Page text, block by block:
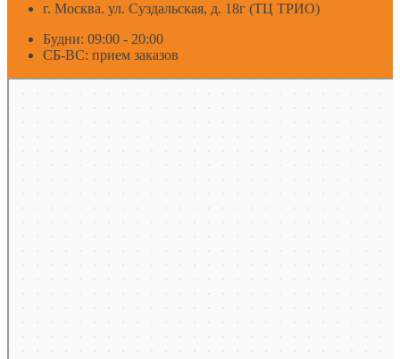
г. Москва. ул. Суздальская, д. 18г (ТЦ ТРИО)
Будни: 09:00 - 20:00
СБ-ВС: прием заказов